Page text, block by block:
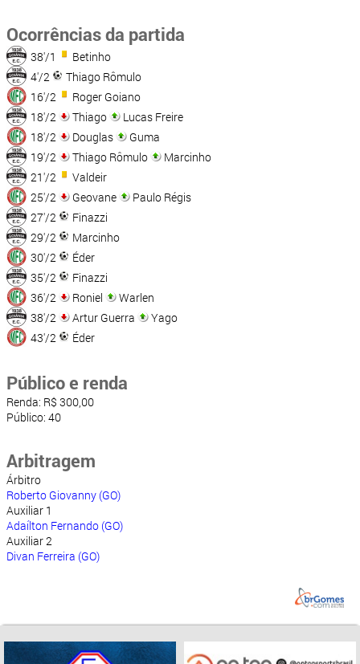
Ocorrências da partida
38'/1
Betinho
4'/2
Thiago Rômulo
16'/2
Roger Goiano
18'/2
Thiago
Lucas Freire
18'/2
Douglas
Guma
19'/2
Thiago Rômulo
Marcinho
21'/2
Valdeir
25'/2
Geovane
Paulo Régis
27'/2
Finazzi
29'/2
Marcinho
30'/2
Éder
35'/2
Finazzi
36'/2
Roniel
Warlen
38'/2
Artur Guerra
Yago
43'/2
Éder
Público e renda
Renda: R$ 300,00
Público: 40
Arbitragem
Árbitro
Roberto Giovanny (GO)
Auxiliar 1
Adaílton Fernando (GO)
Auxiliar 2
Divan Ferreira (GO)